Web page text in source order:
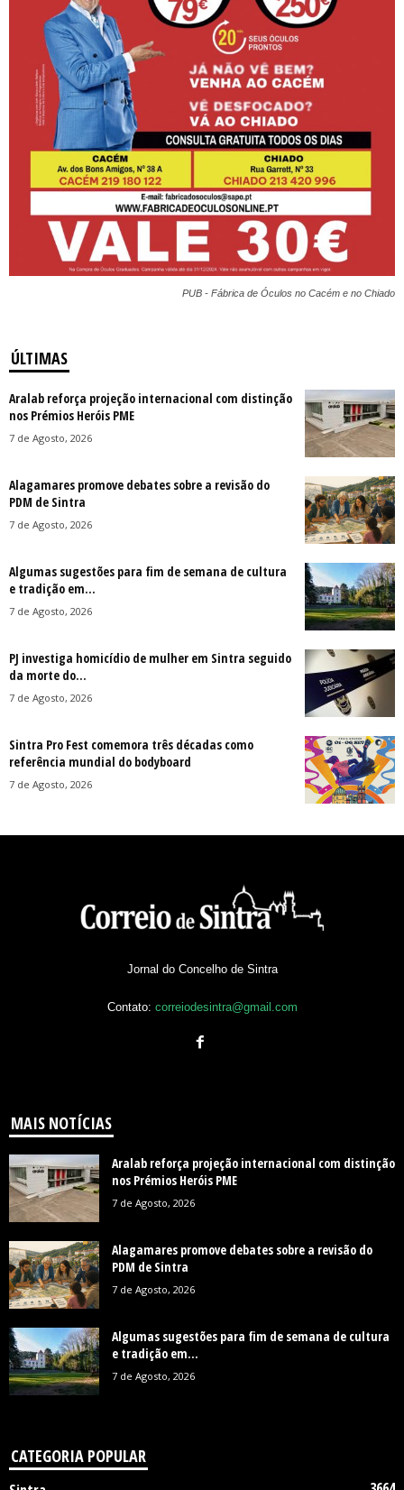
PUB - Fábrica de Óculos no Cacém e no Chiado
ÚLTIMAS
Aralab reforça projeção internacional com distinção
nos Prémios Heróis PME
7 de Agosto, 2026
Alagamares promove debates sobre a revisão do
PDM de Sintra
7 de Agosto, 2026
Algumas sugestões para fim de semana de cultura
e tradição em...
7 de Agosto, 2026
PJ investiga homicídio de mulher em Sintra seguido
da morte do...
7 de Agosto, 2026
Sintra Pro Fest comemora três décadas como
referência mundial do bodyboard
7 de Agosto, 2026
Jornal do Concelho de Sintra
Contato: correiodesintra@gmail.com
MAIS NOTÍCIAS
Aralab reforça projeção internacional com distinção
nos Prémios Heróis PME
7 de Agosto, 2026
Alagamares promove debates sobre a revisão do
PDM de Sintra
7 de Agosto, 2026
Algumas sugestões para fim de semana de cultura
e tradição em...
7 de Agosto, 2026
CATEGORIA POPULAR